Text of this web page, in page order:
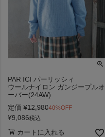
PAR ICI パーリッシィ
ウールナイロン ガンジープルオ
ーバー(24AW)
定価 ¥12,98040%OFF
¥9,086税込
カートに入れる